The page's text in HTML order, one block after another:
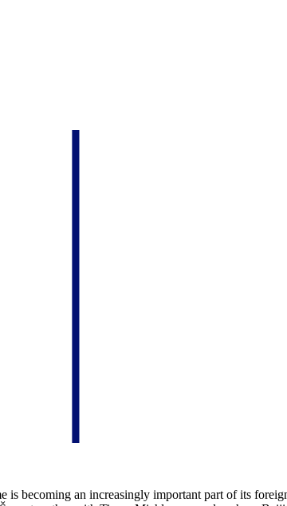
is becoming an increasingly important part of its